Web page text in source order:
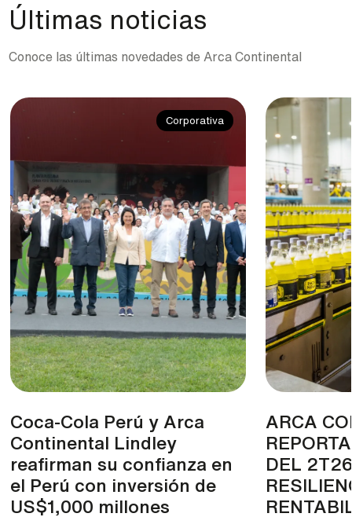
Últimas noticias
Conoce las últimas novedades de Arca Continental
Corporativa
Coca-Cola Perú y Arca
Continental Lindley
reafirman su confianza en
el Perú con inversión de
US$1,000 millones
ARCA
DEL